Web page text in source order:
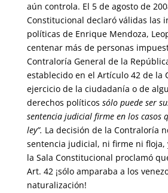
aún controla. El 5 de agosto de
Constitucional declaró válidas las
políticas de Enrique Mendoza,
centenar más de personas
Contraloría General de la
establecido en el Artículo 42 de la
ejercicio de la ciudadanía o de
derechos políticos sólo puede ser
sentencia judicial firme en los casos
ley”. La decisión de la Contraloría
sentencia judicial, ni firme ni floja,
la Sala Constitucional proclamó
Art. 42 ¡sólo amparaba a los
naturalización!